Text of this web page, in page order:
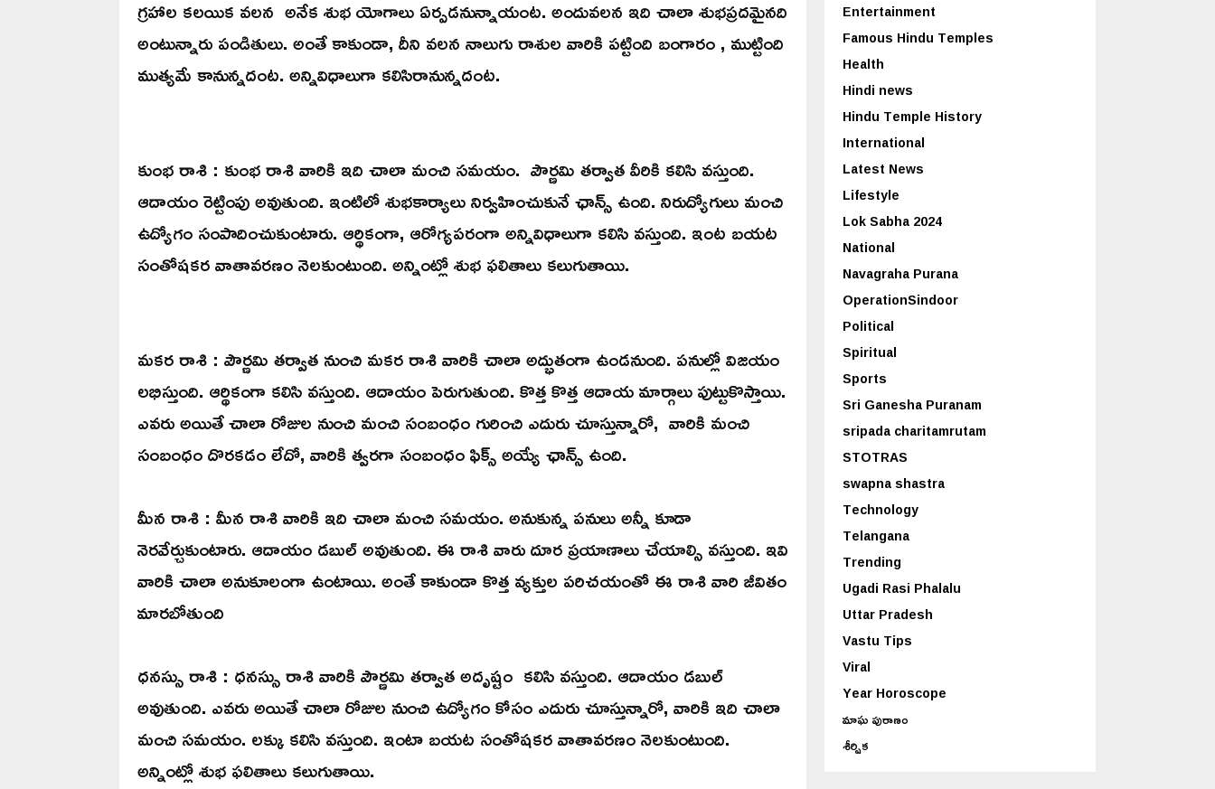
గ్రహాల కలయిక వలన అనేక శుభ యోగాలు ఏర్పడనున్నాయంట. అందువలన ఇది చాలా శుభప్రదమైనది
అంటున్నారు పండితులు. అంతే కాకుండా, దీని వలన నాలుగు రాశుల వారికి పట్టింది బంగారం , ముట్టింది
ముత్యమే కానున్నదంట. అన్నివిధాలుగా కలిసిరానున్నదంట.
కుంభ రాశి : కుంభ రాశి వారికి ఇది చాలా మంచి సమయం. పౌర్ణమి తర్వాత వీరికి కలిసి వస్తుంది.
ఆదాయం రెట్టింపు అవుతుంది. ఇంటిలో శుభకార్యాలు నిర్వహించుకునే ఛాన్స్ ఉంది. నిరుద్యోగులు మంచి
ఉద్యోగం సంపాదించుకుంటారు. ఆర్థికంగా, ఆరోగ్యపరంగా అన్నివిధాలుగా కలిసి వస్తుంది. ఇంట బయట
సంతోషకర వాతావరణం నెలకుంటుంది. అన్నింట్లో శుభ ఫలితాలు కలుగుతాయి.
మకర రాశి : పౌర్ణమి తర్వాత నుంచి మకర రాశి వారికి చాలా అద్భుతంగా ఉండనుంది. పనుల్లో విజయం
లభిస్తుంది. ఆర్థికంగా కలిసి వస్తుంది. ఆదాయం పెరుగుతుంది. కొత్త కొత్త ఆదాయ మార్గాలు పుట్టుకొస్తాయి.
ఎవరు అయితే చాలా రోజుల నుంచి మంచి సంబంధం గురించి ఎదురు చూస్తున్నారో, వారికి మంచి
సంబంధం దొరకడం లేదో, వారికి త్వరగా సంబంధం ఫిక్స్ అయ్యే ఛాన్స్ ఉంది.
మీన రాశి : మీన రాశి వారికి ఇది చాలా మంచి సమయం. అనుకున్న పనులు అన్నీ కూడా
నెరవేర్చుకుంటారు. ఆదాయం డబుల్ అవుతుంది. ఈ రాశి వారు దూర ప్రయాణాలు చేయాల్సి వస్తుంది. ఇవి
వారికి చాలా అనుకూలంగా ఉంటాయి. అంతే కాకుండా కొత్త వ్యక్తుల పరిచయంతో ఈ రాశి వారి జీవితం
మారబోతుంది
ధనస్సు రాశి : ధనస్సు రాశి వారికి పౌర్ణమి తర్వాత అదృష్టం కలిసి వస్తుంది. ఆదాయం డబుల్
అవుతుంది. ఎవరు అయితే చాలా రోజుల నుంచి ఉద్యోగం కోసం ఎదురు చూస్తున్నారో, వారికి ఇది చాలా
మంచి సమయం. లక్కు కలిసి వస్తుంది. ఇంటా బయట సంతోషకర వాతావరణం నెలకుంటుంది.
అన్నింట్లో శుభ ఫలితాలు కలుగుతాయి.
Entertainment
Famous Hindu Temples
Health
Hindi news
Hindu Temple History
International
Latest News
Lifestyle
Lok Sabha 2024
National
Navagraha Purana
OperationSindoor
Political
Spiritual
Sports
Sri Ganesha Puranam
sripada charitamrutam
STOTRAS
swapna shastra
Technology
Telangana
Trending
Ugadi Rasi Phalalu
Uttar Pradesh
Vastu Tips
Viral
Year Horoscope
మాఘ పురాణం
శీర్షిక